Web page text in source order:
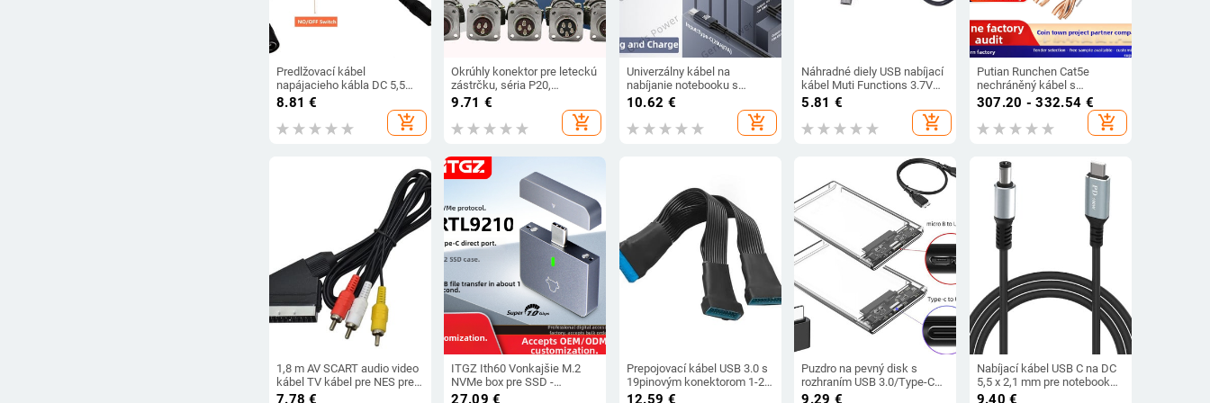
Predlžovací kábel
napájacieho kábla DC 5,5
mm x 2,1 mm 2,5 mm
samec-samica, 3A kábel s
vypínačom, 20 cm
8.81 €
add_shopping_cart
Okrúhly konektor pre leteckú
zástrčku, séria P20,
2,3.4.5.7, priemer jadra,
9.71 €
add_shopping_cart
Univerzálny kábel na
nabíjanie notebooku s
výkonom 65W, 90W, 140W,
USB-C, PD/DC, pre Asus,
Dell, HP, 5,5x2,5, 7,4x5,0,
4,5x3,0 mm, DC napájací
10.62 €
add_shopping_cart
Náhradné diely USB nabíjací
kábel Muti Functions 3.7V
nabíjacie káble pre batériu
Náhrada pre E58/JY019
Quadcopter
5.81 €
add_shopping_cart
Putian Runchen Cat5e
nechráněný kábel s
krútenými pármi, vnútorné
použitie, bezkyslíkatá meď
307.20 - 332.54 €
add_shopping_cart
1,8 m AV SCART audio video
kábel TV kábel pre NES pre
NES RGB SCART kábel
7.78 €
ITGZ Ith60 Vonkajšie M.2
NVMe box pre SSD -
hliníková zliatina, USB-C
27.09 €
Prepojovací kábel USB 3.0 s
19pinovým konektorom 1-2
pre základnú dosku, adaptér
12.59 €
Puzdro na pevný disk s
rozhraním USB 3.0/Type-C
na SATA III pre 2,5-palcový
9.29 €
Nabíjací kábel USB C na DC
5,5 x 2,1 mm pre notebook
(5521), 20V USB Type-C
9.40 €